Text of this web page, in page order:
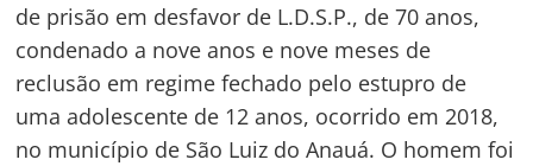
de prisão em desfavor de L.D.S.P., de 70 anos,
condenado a nove anos e nove meses de
reclusão em regime fechado pelo estupro de
uma adolescente de 12 anos, ocorrido em 2018,
no município de São Luiz do Anauá. O homem foi